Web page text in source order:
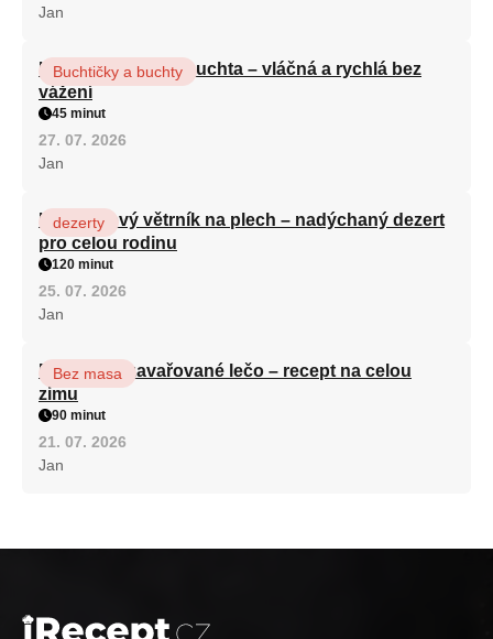
Jan
Hrnková maková buchta – vláčná a rychlá bez
vážení
Buchtičky a buchty
45 minut
27. 07. 2026
Jan
Karamelový větrník na plech – nadýchaný dezert
pro celou rodinu
dezerty
120 minut
25. 07. 2026
Jan
Babiččino zavařované lečo – recept na celou
zimu
Bez masa
90 minut
21. 07. 2026
Jan